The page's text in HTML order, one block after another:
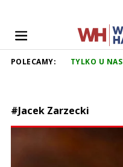
POLECAMY: TYLKO U NAS
#Jacek Zarzecki